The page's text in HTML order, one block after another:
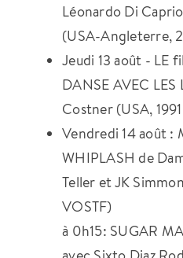
Léonardo Di
(USA-Angleterre,
Jeudi 13 août - LE
DANSE AVEC
Costner (USA,
Vendredi 14 août :
WHIPLASH de
Teller et JK
VOSTF)
à 0h15: SUGAR